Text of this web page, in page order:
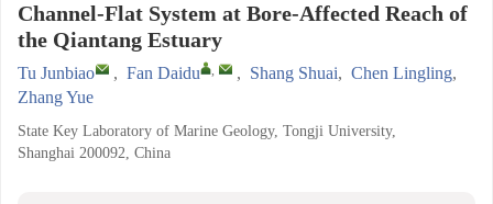
Channel-Flat System at Bore-Affected Reach of
the Qiantang Estuary
Tu Junbiao , Fan Daidu , , Shang Shuai, Chen Lingling,
Zhang Yue
State Key Laboratory of Marine Geology, Tongji University,
Shanghai 200092, China